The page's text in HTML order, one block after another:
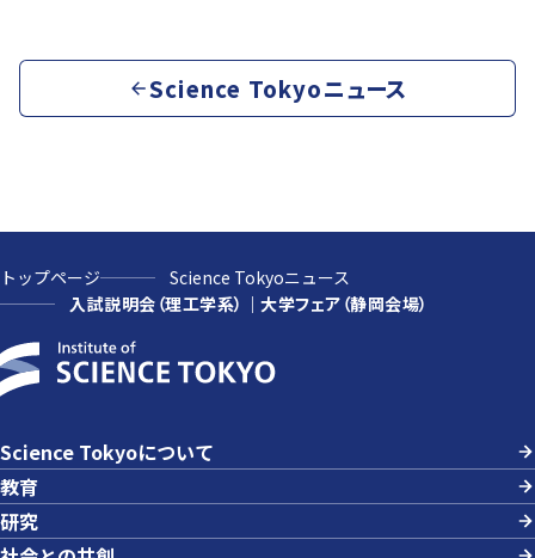
Science Tokyoニュース
トップページ
Science Tokyoニュース
入試説明会（理工学系）｜大学フェア（静岡会場）
Science Tokyoについて
教育
研究